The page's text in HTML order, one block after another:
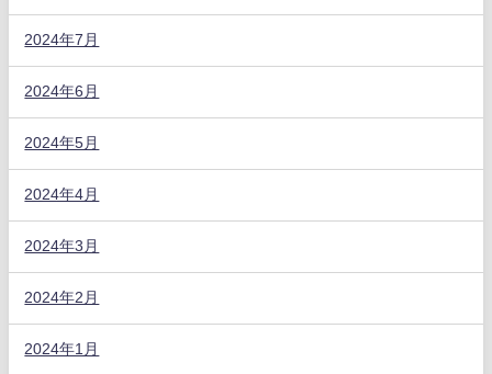
2024年7月
2024年6月
2024年5月
2024年4月
2024年3月
2024年2月
2024年1月